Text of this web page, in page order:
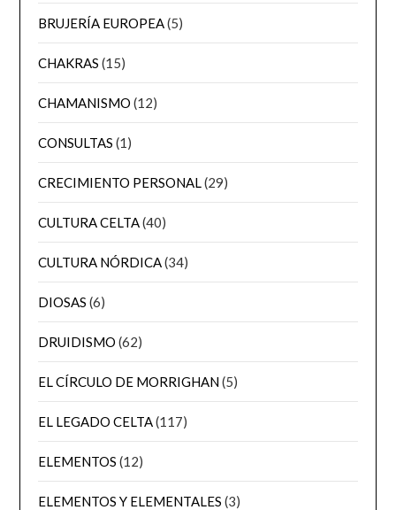
BRUJERÍA EUROPEA(5)
CHAKRAS (15)
CHAMANISMO (12)
CONSULTAS (1)
CRECIMIENTO PERSONAL(29)
CULTURA CELTA(40)
CULTURA NÓRDICA(34)
DIOSAS (6)
DRUIDISMO (62)
EL CÍRCULO DE MORRIGHAN(5)
EL LEGADO CELTA(117)
ELEMENTOS (12)
ELEMENTOS Y ELEMENTALES (3)